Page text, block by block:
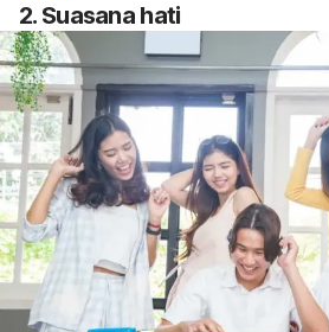
2. Suasana hati